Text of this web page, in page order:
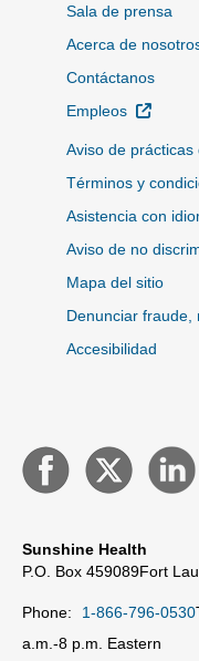
Sala de prensa
Acerca de
Contáctanos
Empleos
Sitio
Aviso de prácticas
Términos y
Asistencia con
Aviso de no
Mapa del sitio
Denunciar fraude,
Accesibilidad
Sunshine Health
P.O. Box 459089Fort
Phone: 1-866-796-0530
a.m.-8 p.m. Eastern